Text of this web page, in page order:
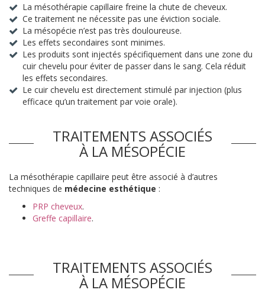
La mésothérapie capillaire freine la chute de cheveux.
Ce traitement ne nécessite pas une éviction sociale.
La mésopécie n’est pas très douloureuse.
Les effets secondaires sont minimes.
Les produits sont injectés spécifiquement dans une zone du
cuir chevelu pour éviter de passer dans le sang. Cela réduit
les effets secondaires.
Le cuir chevelu est directement stimulé par injection (plus
efficace qu’un traitement par voie orale).
TRAITEMENTS ASSOCIÉS
À LA MÉSOPÉCIE
La mésothérapie capillaire peut être associé à d’autres
techniques de médecine esthétique :
PRP cheveux.
Greffe capillaire.
TRAITEMENTS ASSOCIÉS
À LA MÉSOPÉCIE